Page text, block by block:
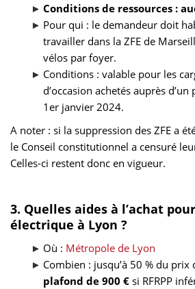
Conditions de ressources :
Pour qui : le demandeur doit
travailler dans la ZFE de
vélos par foyer.
Conditions : valable pour les
d’occasion achetés auprès
1er janvier 2024.
A noter : si la suppression des ZFE a
le Conseil constitutionnel a censuré
Celles-ci restent donc en vigueur.
3. Quelles aides à l’achat
électrique à Lyon ?
Où : Métropole de Lyon
Combien : jusqu’à 50 % du prix
plafond de 900 € si RFRPP